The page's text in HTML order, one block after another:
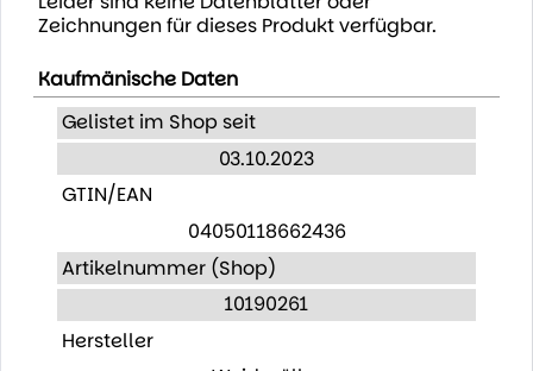
Zeichnungen für dieses Produkt verfügbar.
Kaufmänische Daten
Gelistet im Shop seit
03.10.2023
GTIN/EAN
04050118662436
Artikelnummer (Shop)
10190261
Hersteller